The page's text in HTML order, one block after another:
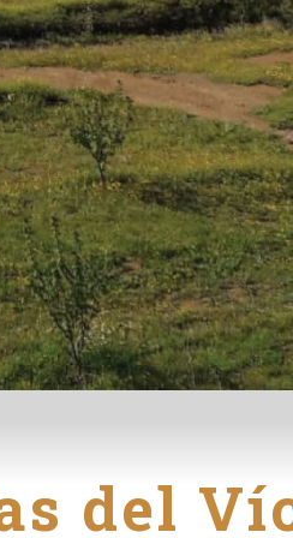
del